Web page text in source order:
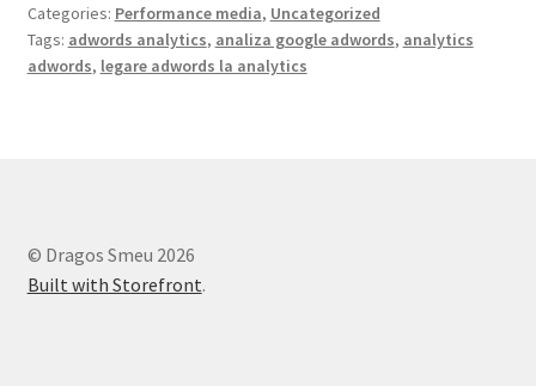
Google
Adwords
Categories: Performance media, Uncategorized
Tags: adwords analytics, analiza google adwords, analytics
adwords, legare adwords la analytics
© Dragos Smeu 2026
Built with Storefront.